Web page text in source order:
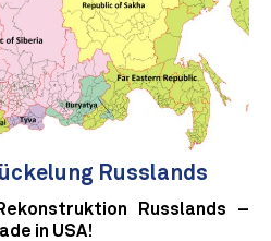
Russlands
Russlands –
in USA!